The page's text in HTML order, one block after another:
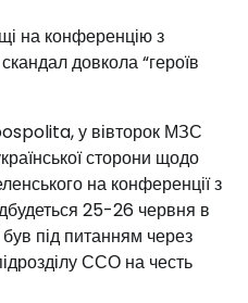
на конференцію з
довкола “героїв
у вівторок МЗС
сторони щодо
на конференції з
25-26 червня в
під питанням через
ССО на честь